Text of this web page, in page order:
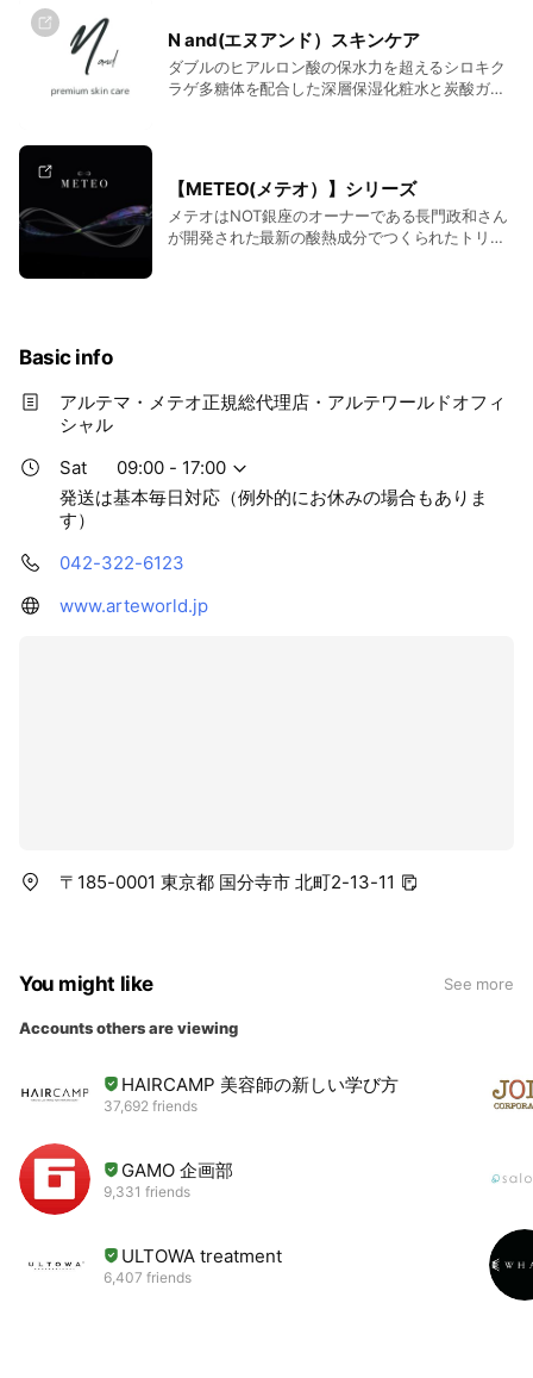
師さんとともにお客様のお悩みを解決してゆきま
す。
N and(エヌアンド）スキンケア
ダブルのヒアルロン酸の保水力を超えるシロキク
ラゲ多糖体を配合した深層保湿化粧水と炭酸ガス
【METEO(メテオ）】シリーズ
メテオはNOT銀座のオーナーである長門政和さん
が開発された最新の酸熱成分でつくられたトリー
テオ）新シリーズが誕生！ METEO（メテオ）に
広がります。
Basic info
アルテマ・メテオ正規総代理店・アルテワールドオフィ
シャル
Sat
09:00 - 17:00
発送は基本毎日対応（例外的にお休みの場合もありま
す）
042-322-6123
www.arteworld.jp
〒185-0001 東京都 国分寺市 北町2-13-11
You might like See more
Accounts others are viewing
HAIRCAMP 美容師の新しい学び方
37,692 friends
GAMO 企画部
9,331 friends
ULTOWA treatment
6,407 friends